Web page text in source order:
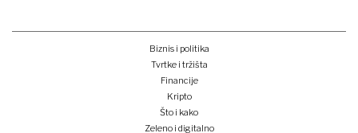
Biznis i politika
Tvrtke i tržišta
Financije
Kripto
Što i kako
Zeleno i digitalno